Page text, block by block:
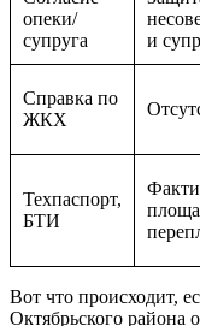
опеки/
супруга
и
Справка по
ЖКХ
Техпаспорт,
БТИ
Вот что происходит,
Октябрьского района